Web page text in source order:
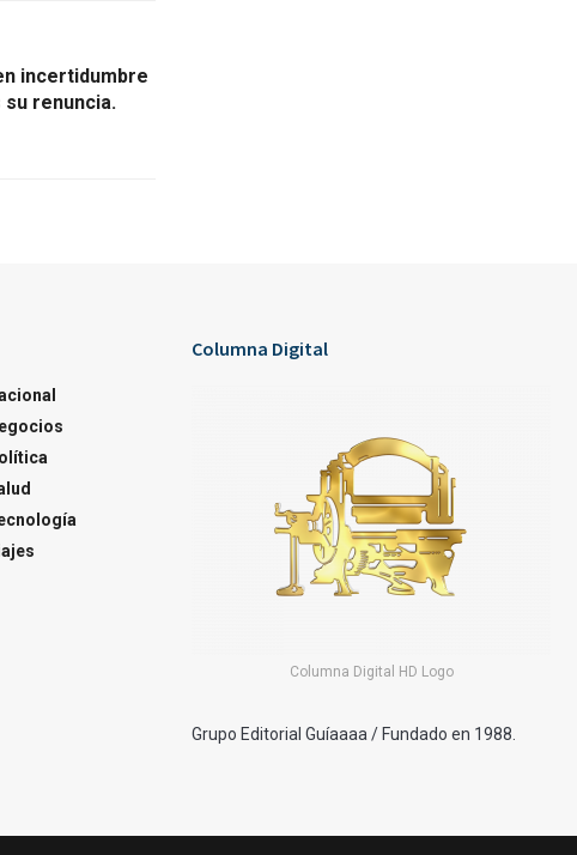
incertidumbre
renuncia.
Columna Digital
Columna Digital HD Logo
Grupo Editorial Guíaaaa / Fundado en 1988.